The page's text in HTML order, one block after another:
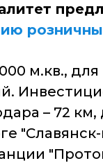
м.кв.,
– 72